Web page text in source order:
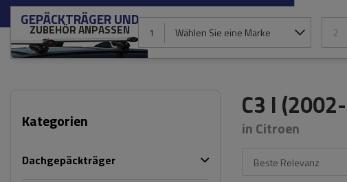
GEPÄCKTRÄGER UND
ZUBEHÖR ANPASSEN 1 Wählen Sie eine Marke 2
Kategorien
Dachgepäckträger
C3 I
in Citroen
Beste Relevanz